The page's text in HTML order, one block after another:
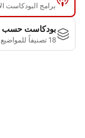
برامج البودكاست
بودكاست حسب
18 تصنيفاً للمواضيع